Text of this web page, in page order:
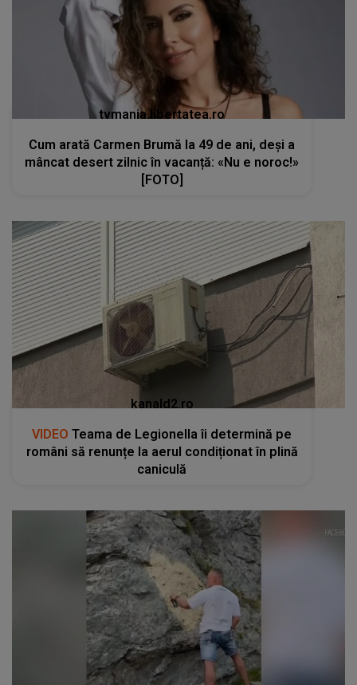
tvmania.libertatea.ro
Cum arată Carmen Brumă la 49 de ani, deși a
mâncat desert zilnic în vacanță: «Nu e noroc!»
[FOTO]
kanald2.ro
VIDEO Teama de Legionella îi determină pe
români să renunțe la aerul condiționat în plină
caniculă